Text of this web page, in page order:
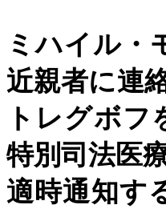
ミハイル・
近親者に連
トレグボ
特別司法医
適時通知す